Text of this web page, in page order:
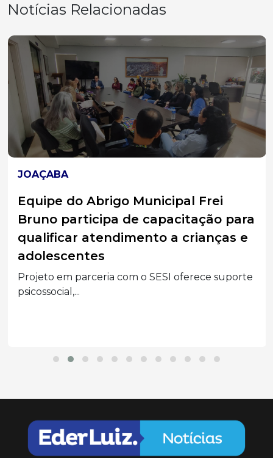
Notícias Relacionadas
JOAÇABA
Equipe do Abrigo Municipal Frei
Bruno participa de capacitação para
qualificar atendimento a crianças e
adolescentes
Projeto em parceria com o SESI oferece suporte
psicossocial,...